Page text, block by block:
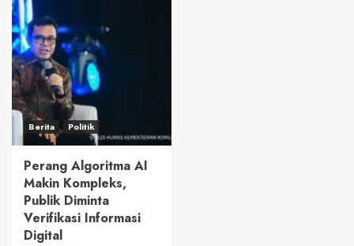
Berita Politik
Perang Algoritma AI
Makin Kompleks,
Publik Diminta
Verifikasi Informasi
Digital